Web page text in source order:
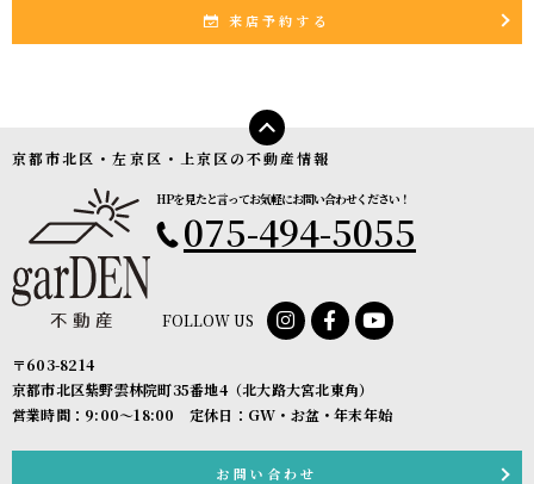
来店予約する
京都市北区・左京区・上京区の不動産情報
FOLLOW US
HPを見たと言ってお気軽にお問い合わせください！
075-494-5055
〒603-8214
京都市北区紫野雲林院町35番地4（北大路大宮北東角）
営業時間：9:00〜18:00 定休日：GW・お盆・年末年始
お問い合わせ